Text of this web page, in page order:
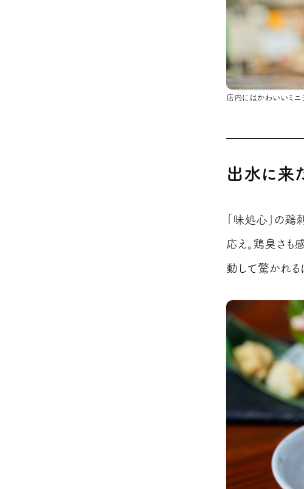
店内にはかわいいミニ
今回のカプセルくじは、、
店内にはかわいいミニ
出水に来
「味処心」の鶏
応え。鶏臭さも
動して驚かれる